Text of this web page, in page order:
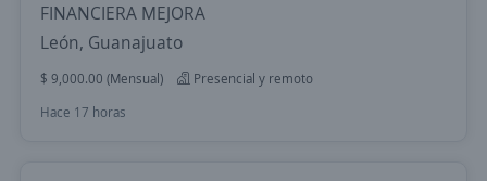
FINANCIERA MEJORA
León, Guanajuato
$ 9,000.00 (Mensual)
Presencial y remoto
Hace 17 horas